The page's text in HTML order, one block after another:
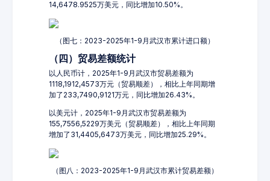
14,6478.9525万美元，同比增加10.50%。
（图七：2023-2025年1-9月武汉市累计进口额）
（四）贸易差额统计
以人民币计，2025年1-9月武汉市贸易差额为
1118,1912,4573万元（贸易顺差），相比上年同期增
加了233,7490,9121万元，同比增加26.43%。
以美元计，2025年1-9月武汉市贸易差额为
155,7556,5229万美元（贸易顺差），相比上年同期
增加了31,4405,6473万美元，同比增加25.29%。
（图八：2023-2025年1-9月武汉市累计贸易差额）